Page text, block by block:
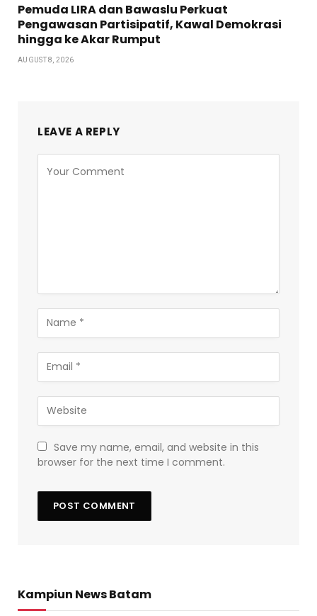
Pemuda LIRA dan Bawaslu Perkuat
Pengawasan Partisipatif, Kawal Demokrasi
hingga ke Akar Rumput
AUGUST 8, 2026
LEAVE A REPLY
Save my name, email, and website in this
browser for the next time I comment.
Kampiun News Batam